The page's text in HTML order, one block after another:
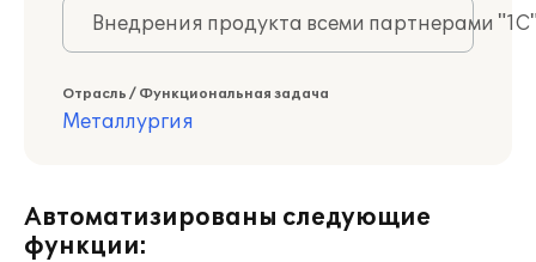
Внедрения продукта всеми партнерами
Отрасль / Функциональная задача
Металлургия
Автоматизированы следующие
функции: